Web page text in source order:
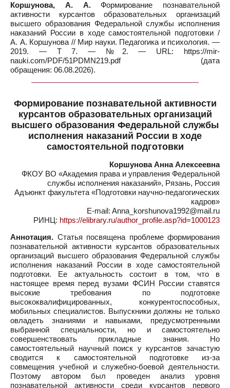
Коршунова, А. А.Формирование познавательной
активности курсантов образовательных организаций
высшего образования Федеральной службы исполнения
наказаний России в ходе самостоятельной подготовки /
А. А. Коршунова // Мир науки. Педагогика и психология. —
2019. — Т 7. — №2. — URL: https://mir-
nauki.com/PDF/51PDMN219.pdf (дата
обращения: 06.08.2026).
Формирование познавательной активности
курсантов образовательных организаций
высшего образования Федеральной службы
исполнения наказаний России в ходе
самостоятельной подготовки
Коршунова Анна Алексеевна
ФКОУ ВО «Академия права и управления Федеральной
службы исполнения наказаний», Рязань, Россия
Адъюнкт факультета «Подготовки научно-педагогических
кадров»
E-mail: Anna_korshunova1992@mail.ru
РИНЦ: https://elibrary.ru/author_profile.asp?id=1000123
Аннотация. Статья посвящена проблеме формирования
познавательной активности курсантов образовательных
организаций высшего образования Федеральной службы
исполнения наказаний России в ходе самостоятельной
подготовки. Ее актуальность состоит в том, что в
настоящее время перед вузами ФСИН России ставятся
высокие требования по подготовке
высококвалифицированных, конкурентоспособных,
мобильных специалистов. Выпускники должны не только
овладеть знаниями и навыками, предусмотренными
выбранной специальности, но и самостоятельно
совершенствовать прикладные знания. Но
самостоятельный научный поиск у курсантов зачастую
сводится к самостоятельной подготовке из-за
совмещения учебной и служебно-боевой деятельности.
Поэтому автором был проведен анализ уровня
познавательной активности среди курсантов первого